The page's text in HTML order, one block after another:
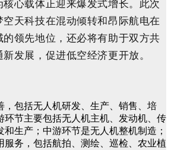
心载体正迎来爆发式增长。此次
天科技在混动倾转和昂际航电在
领先地位，还必将有助于双方共
发展，促进低空经济更开放。
，包括无人机研发、生产、销售、培
环节主要包括无人机主机、发动机、传
生产；中游环节是无人机整机制造；
服务，包括航拍、测绘、巡检、农业植